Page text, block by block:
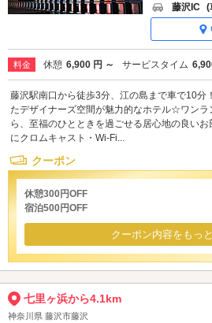
藤沢IC (
料金 休憩 6,900 円 ～ サービスタイム
藤沢駅南口から徒歩3分、江の島まで車で10分
たデザイナーズ空間が魅力的なホテル☆ワンラ
ら、至福のひとときを過ごせる居心地の良い
にクロムキャスト・Wi-Fi...
クーポン
休憩300円OFF
宿泊500円OFF
クーポン内容をもっ
七里ヶ浜から4.1km
神奈川県 藤沢市藤沢